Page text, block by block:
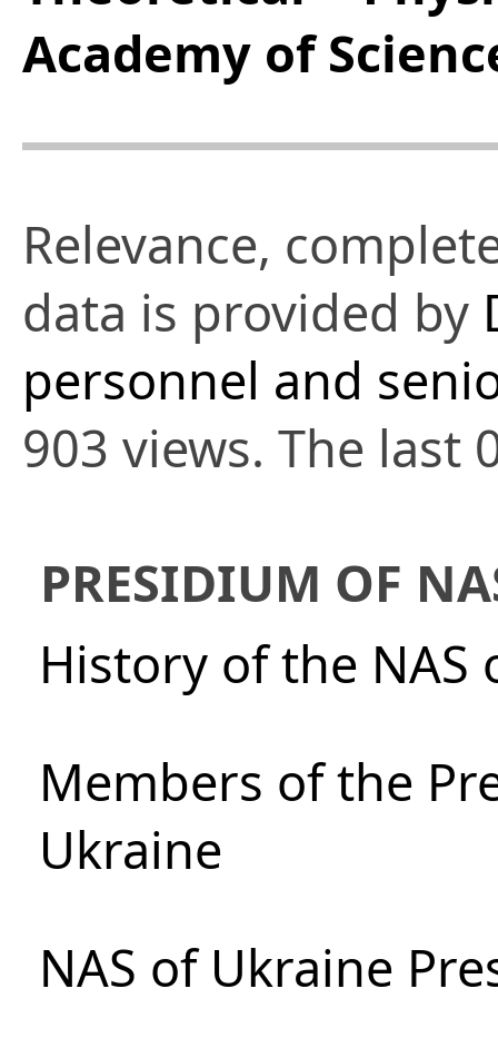
Academy of
Relevance,
data is provided by
personnel and
903 views. The last
PRESIDIUM OF
History of the NAS
Members of the
Ukraine
NAS of Ukraine